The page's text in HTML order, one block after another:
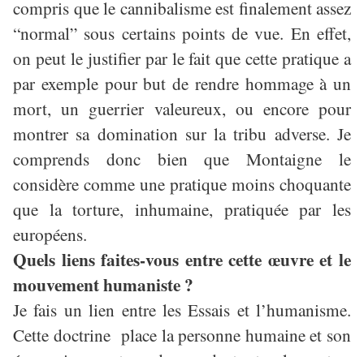
compris que le cannibalisme est finalement assez
“normal” sous certains points de vue. En effet,
on peut le justifier par le fait que cette pratique a
par exemple pour but de rendre hommage à un
mort, un guerrier valeureux, ou encore pour
montrer sa domination sur la tribu adverse. Je
comprends donc bien que Montaigne le
considère comme une pratique moins choquante
que la torture, inhumaine, pratiquée par les
européens.
Quels liens faites-vous entre cette œuvre et le
mouvement humaniste ?
Je fais un lien entre les Essais et l’humanisme.
Cette doctrine placela personne humaine et son